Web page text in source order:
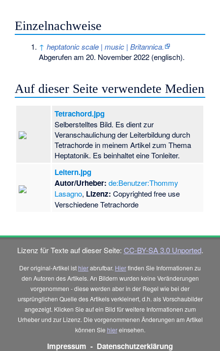
Einzelnachweise
↑ heptatonic scale | music | Britannica.
Abgerufen am 20. November 2022 (englisch).
Auf dieser Seite verwendete Medien
Tetrachord.jpg
Selberstelltes Bild. Es dient zur
Veranschaulichung der Leiterbildung durch
Tetrachorde in meinem Artikel zum Thema
Heptatonik. Es beinhaltet eine Tonleiter.
Leitern.jpg
Autor/Urheber: de:Benutzer:Thommy
Lasagno, Lizenz: Copyrighted free use
Verschiedene Tetrachorde
Lizenz für Texte auf dieser Seite: CC-BY-SA 3.0 Unported.
Der original-Artikel ist hierabrufbar. Hierfinden Sie Informationen zu
den Autoren des Artikels. An Bildern wurden keine Veränderungen
vorgenommen - diese werden aber in der Regel wie bei der
ursprünglichen Quelle des Artikels verkleinert, d.h. als Vorschaubilder
angezeigt. Klicken Sie auf ein Bild für weitere Informationen zum
Urheber und zur Lizenz. Die vorgenommenen Änderungen am Artikel
können Sie hiereinsehen.
Impressum - Datenschutzerklärung